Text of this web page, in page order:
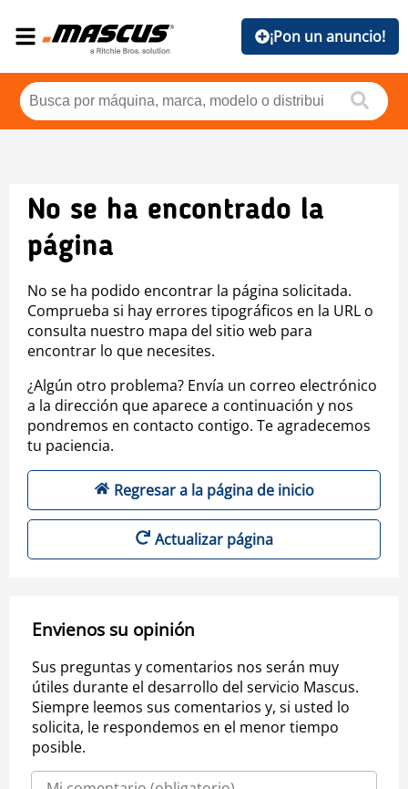
¡Pon un anuncio!
No se ha encontrado la
página
No se ha podido encontrar la página solicitada.
Comprueba si hay errores tipográficos en la URL o
consulta nuestro mapa del sitio web para
encontrar lo que necesites.
¿Algún otro problema? Envía un correo electrónico
a la dirección que aparece a continuación y nos
pondremos en contacto contigo. Te agradecemos
tu paciencia.
Regresar a la página de inicio
Actualizar página
Envienos su opinión
Sus preguntas y comentarios nos serán muy
útiles durante el desarrollo del servicio Mascus.
Siempre leemos sus comentarios y, si usted lo
solicita, le respondemos en el menor tiempo
posible.